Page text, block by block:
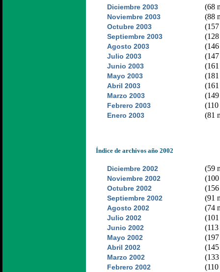
Diciembre 2003 (68
Noviembre 2003 (88
Octubre 2003
Septiembre 2003
Agosto 2003
Julio 2003
Junio 2003
Mayo 2003
Abril 2003
Marzo 2003
Febrero 2003
Enero 2003 (81
Índice de archivos año 2002
Diciembre 2002 (59
Noviembre 2002
Octubre 2002
Septiembre 2002 (91
Agosto 2002 (74
Julio 2002
Junio 2002
Mayo 2002
Abril 2002
Marzo 2002
Febrero 2002